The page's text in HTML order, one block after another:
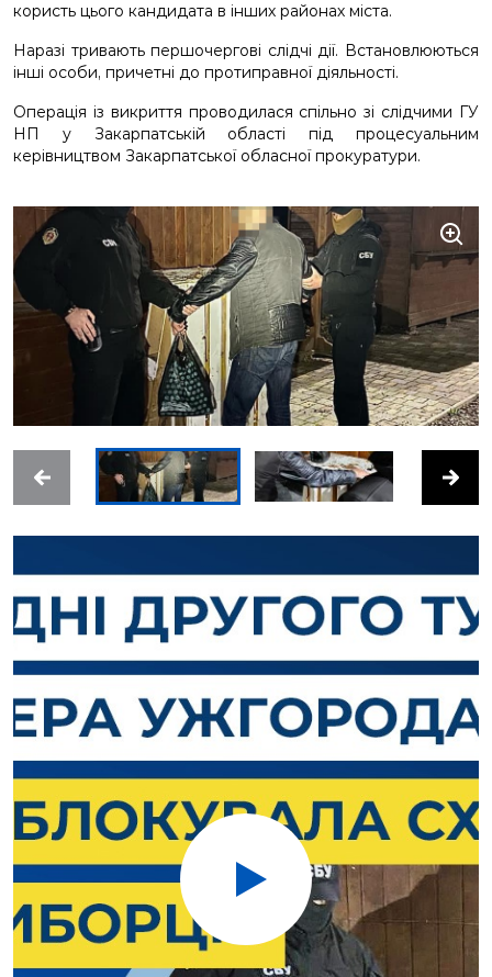
користь цього кандидата в інших районах міста.
Наразі тривають першочергові слідчі дії. Встановлюються
інші особи, причетні до протиправної діяльності.
Операція із викриття проводилася спільно зі слідчими ГУ
НП у Закарпатській області під процесуальним
керівництвом Закарпатської обласної прокуратури.